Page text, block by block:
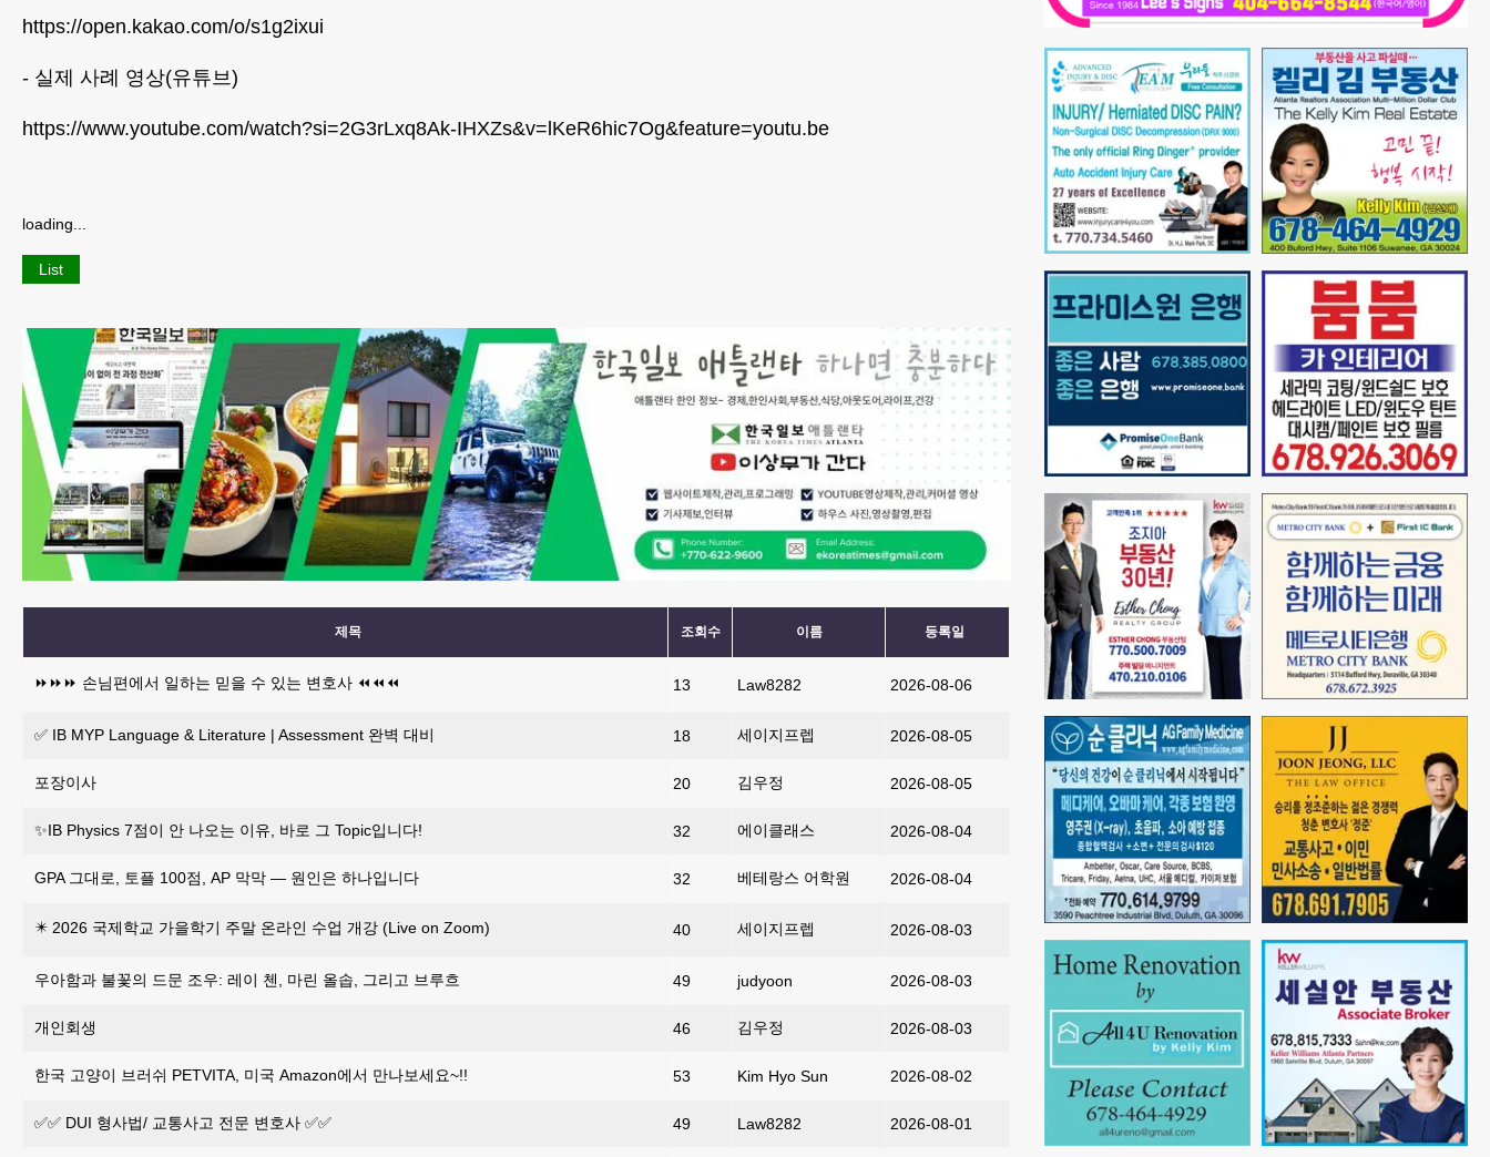
https://open.kakao.com/o/s1g2ixui
- 실제 사례 영상(유튜브)
https://www.youtube.com/watch?si=2G3rLxq8Ak-IHXZs&v=lKeR6hic7Og&feature=youtu.be
loading...
List
제목 조회수 이름 등록일
⏩️⏩️⏩️ 손님편에서 일하는 믿을 수 있는 변호사 ⏪️⏪️⏪️ 13 Law8282 2026-08-06
✅ IB MYP Language & Literature | Assessment 완벽 대비 18 세이지프렙 2026-08-05
포장이사 20 김우정 2026-08-05
✨IB Physics 7점이 안 나오는 이유, 바로 그 Topic입니다! 32 에이클래스 2026-08-04
GPA 그대로, 토플 100점, AP 막막 — 원인은 하나입니다 32 베테랑스 어학원 2026-08-04
✴️ 2026 국제학교 가을학기 주말 온라인 수업 개강 (Live on Zoom) 40 세이지프렙 2026-08-03
우아함과 불꽃의 드문 조우: 레이 첸, 마린 올솝, 그리고 브루흐 49 judyoon 2026-08-03
개인회생 46 김우정 2026-08-03
한국 고양이 브러쉬 PETVITA, 미국 Amazon에서 만나보세요~!! 53 Kim Hyo Sun 2026-08-02
✅✅ DUI 형사법/ 교통사고 전문 변호사 ✅✅ 49 Law8282 2026-08-01